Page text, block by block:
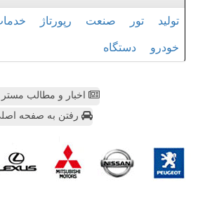
تولید تور صنعت رپورتاژ
خودرو دستگاه
اخبار و مطالب مستر
رفتن به صفحه